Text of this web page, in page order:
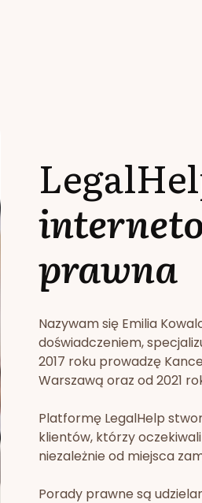
prawna
Nazywam się Emilia
doświadczeniem,
2017 roku prowadzę
Warszawą oraz od 2021
Platformę LegalHelp
klientów, którzy
niezależnie od miejsca
Porady prawne są